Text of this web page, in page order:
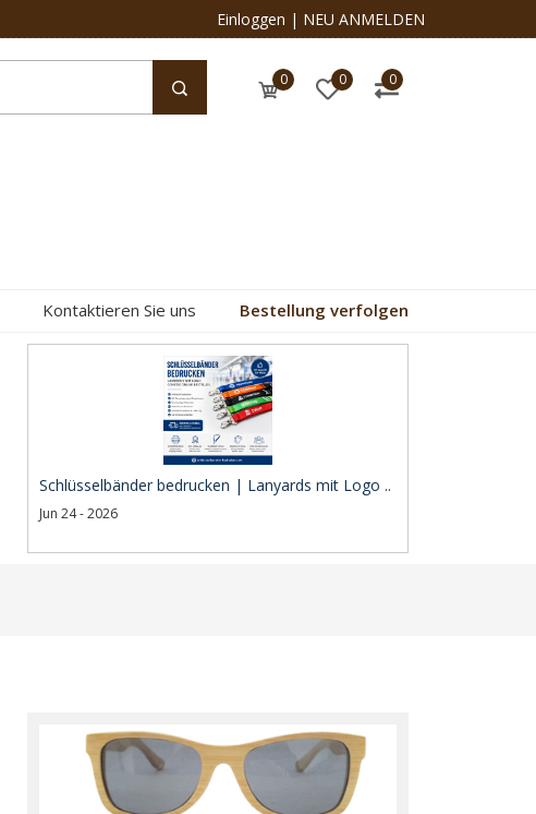
Einloggen | NEU ANMELDEN
0 0 0
Kontaktieren Sie uns Bestellung verfolgen
Schlüsselbänder bedrucken | Lanyards mit Logo ..
Jun 24 - 2026